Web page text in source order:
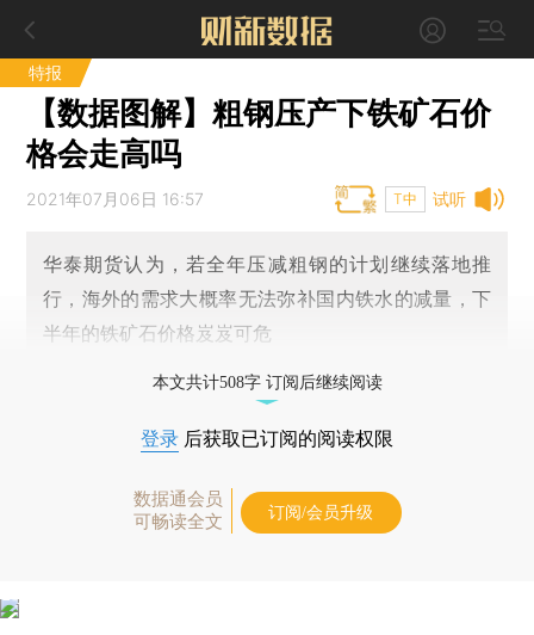
特报
【数据图解】粗钢压产下铁矿石价
格会走高吗
试听
2021年07月06日 16:57 T中
华泰期货认为，若全年压减粗钢的计划继续落地推
行，海外的需求大概率无法弥补国内铁水的减量，下
半年的铁矿石价格岌岌可危
本文共计508字 订阅后继续阅读
登录 后获取已订阅的阅读权限
数据通会员
可畅读全文
订阅/会员升级